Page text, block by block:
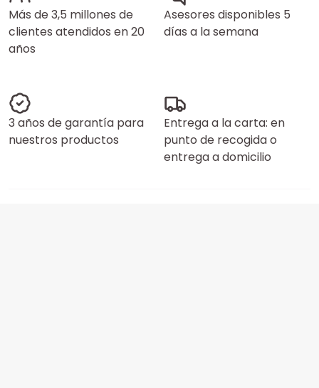
Más de 3,5 millones de
clientes atendidos en 20
años
Asesores disponibles 5
días a la semana
3 años de garantía para
nuestros productos
Entrega a la carta: en
punto de recogida o
entrega a domicilio